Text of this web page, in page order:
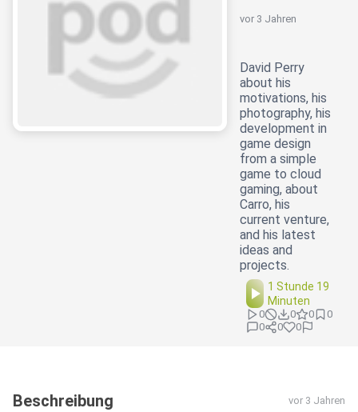
vor 3 Jahren
David Perry
about his
motivations, his
photography, his
development in
game design
from a simple
game to cloud
gaming, about
Carro, his
current venture,
and his latest
ideas and
projects.
1 Stunde 19
Minuten
0 0 0
0
0
0 0
Beschreibung vor 3 Jahren